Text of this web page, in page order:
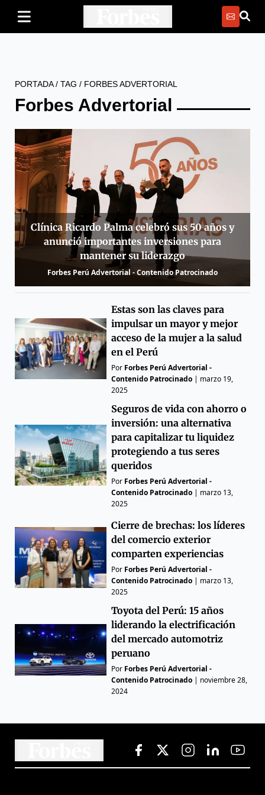
PORTADA/ TAG / FORBES ADVERTORIAL
Forbes Advertorial
Clínica Ricardo Palma celebró sus 50 años y
anunció importantes inversiones para
mantener su liderazgo
Forbes Perú Advertorial - Contenido Patrocinado
Estas son las claves para
impulsar un mayor y mejor
acceso de la mujer a la salud
en el Perú
Por Forbes Perú Advertorial -
Contenido Patrocinado | marzo 19,
2025
Seguros de vida con ahorro o
inversión: una alternativa
para capitalizar tu liquidez
protegiendo a tus seres
queridos
Por Forbes Perú Advertorial -
Contenido Patrocinado | marzo 13,
2025
Cierre de brechas: los líderes
del comercio exterior
comparten experiencias
Por Forbes Perú Advertorial -
Contenido Patrocinado | marzo 13,
2025
Toyota del Perú: 15 años
liderando la electrificación
del mercado automotriz
peruano
Por Forbes Perú Advertorial -
Contenido Patrocinado | noviembre 28,
2024